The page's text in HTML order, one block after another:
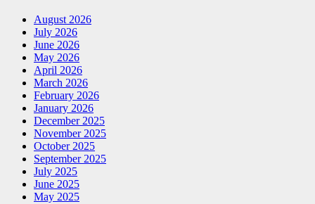
August 2026
July 2026
June 2026
May 2026
April 2026
March 2026
February 2026
January 2026
December 2025
November 2025
October 2025
September 2025
July 2025
June 2025
May 2025